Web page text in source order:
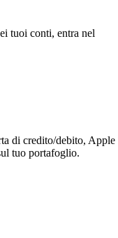
tuoi conti, entra nel
di credito/debito, Apple
tuo portafoglio.